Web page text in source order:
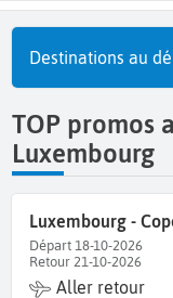
Destinations au
TOP promos
Luxembourg
Luxembourg -
Départ 18-10-2026
Retour 21-10-2026
Aller retour